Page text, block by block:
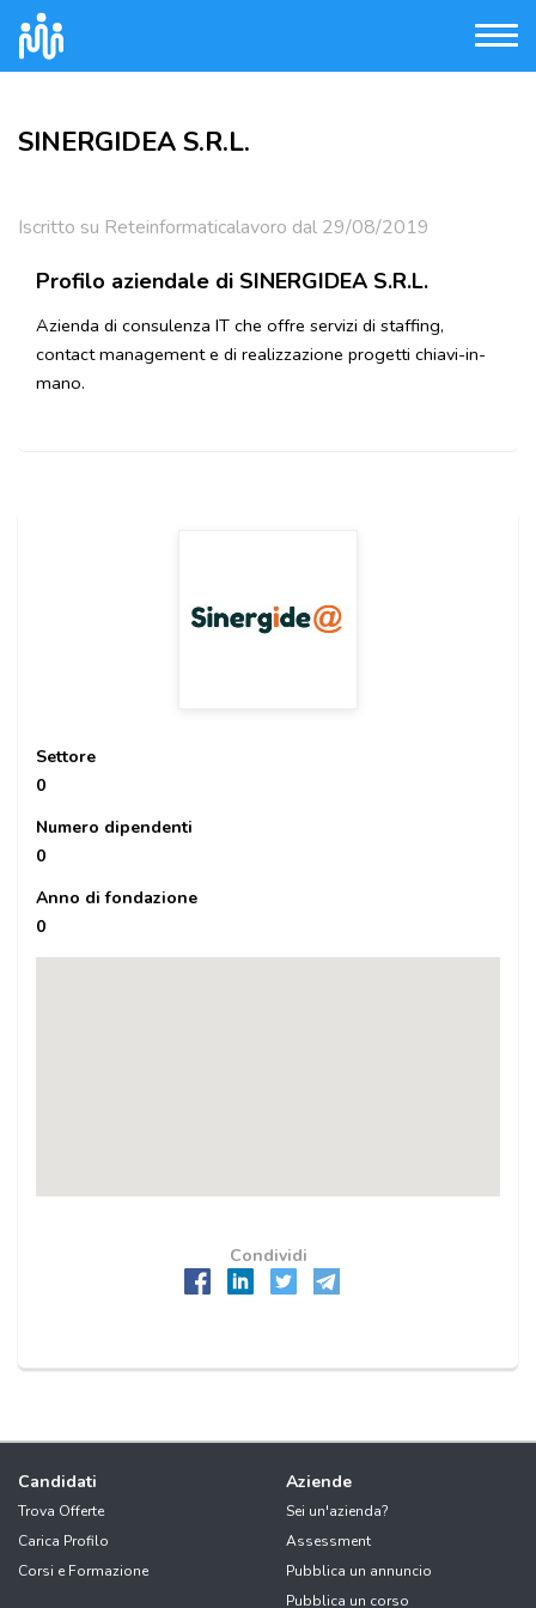
SINERGIDEA S.R.L.
Iscritto su Reteinformaticalavoro dal 29/08/2019
Profilo aziendale di SINERGIDEA S.R.L.
Azienda di consulenza IT che offre servizi di staffing,
contact management e di realizzazione progetti chiavi-in-
mano.
Settore
0
Numero dipendenti
0
Anno di fondazione
0
Condividi
Candidati
Trova Offerte
Carica Profilo
Corsi e Formazione
Aziende
Sei un'azienda?
Assessment
Pubblica un annuncio
Pubblica un corso